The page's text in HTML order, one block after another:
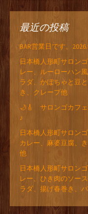
最近の投稿
BAR営業日です。
日本橋人形町サロン
レー、ルーローハン
ラダ、かぼちゃと豆
き、クレープ他
🌙🎸 サロンゴカフ
♪
日本橋人形町サロン
カレー、麻婆豆腐、
他
日本橋人形町サロン
レー、ひき肉のソー
ラダ、揚げ春巻き、